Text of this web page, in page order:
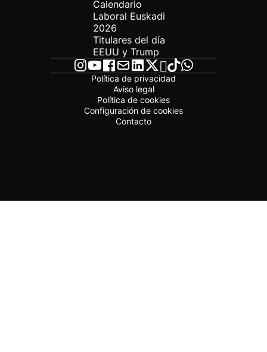
Calendario
Laboral Euskadi
2026
Titulares del día
EEUU y Trump
Política de privacidad
Aviso legal
Política de cookies
Configuración de cookies
Contacto